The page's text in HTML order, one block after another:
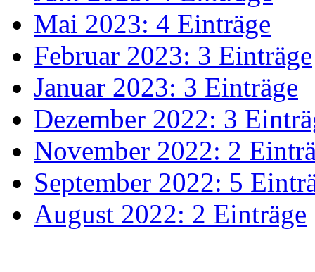
Mai 2023: 4 Einträge
Februar 2023: 3 Einträge
Januar 2023: 3 Einträge
Dezember 2022: 3
November 2022: 2
September 2022: 5
August 2022: 2 Einträge